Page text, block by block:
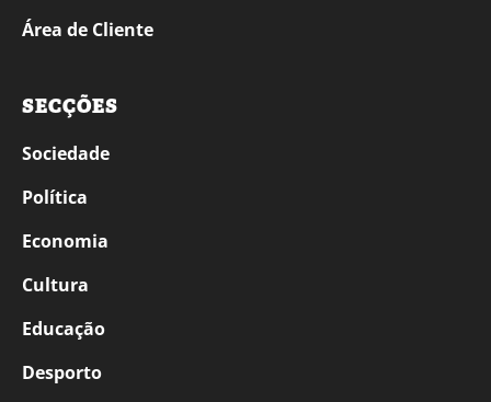
Área de Cliente
SECÇÕES
Sociedade
Política
Economia
Cultura
Educação
Desporto